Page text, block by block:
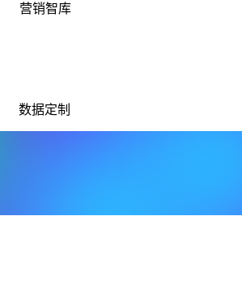
营销智库
数据定制